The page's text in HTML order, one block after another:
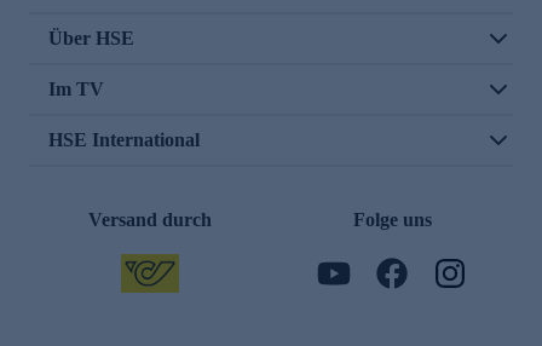
Über HSE
Im TV
HSE International
Versand durch Folge uns